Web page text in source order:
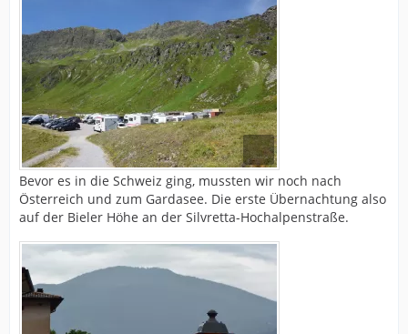
Bevor es in die Schweiz ging, mussten wir noch nach
Österreich und zum Gardasee. Die erste Übernachtung also
auf der Bieler Höhe an der Silvretta-Hochalpenstraße.